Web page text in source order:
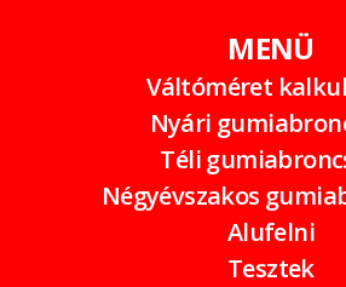
MENÜ
Váltóméret
Nyári
Téli
Négyévszakos
Alufelni
Tesztek